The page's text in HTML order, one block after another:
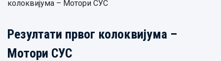
колоквијума – Мотори СУС
Резултати првог колоквијума –
Мотори СУС